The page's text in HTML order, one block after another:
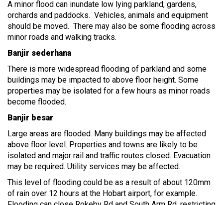
A minor flood can inundate low lying parkland, gardens,
orchards and paddocks. Vehicles, animals and equipment
should be moved. There may also be some flooding across
minor roads and walking tracks.
Banjir sederhana
There is more widespread flooding of parkland and some
buildings may be impacted to above floor height. Some
properties may be isolated for a few hours as minor roads
become flooded.
Banjir besar
Large areas are flooded. Many buildings may be affected
above floor level. Properties and towns are likely to be
isolated and major rail and traffic routes closed. Evacuation
may be required. Utility services may be affected.
This level of flooding could be as a result of about 120mm
of rain over 12 hours at the Hobart airport, for example.